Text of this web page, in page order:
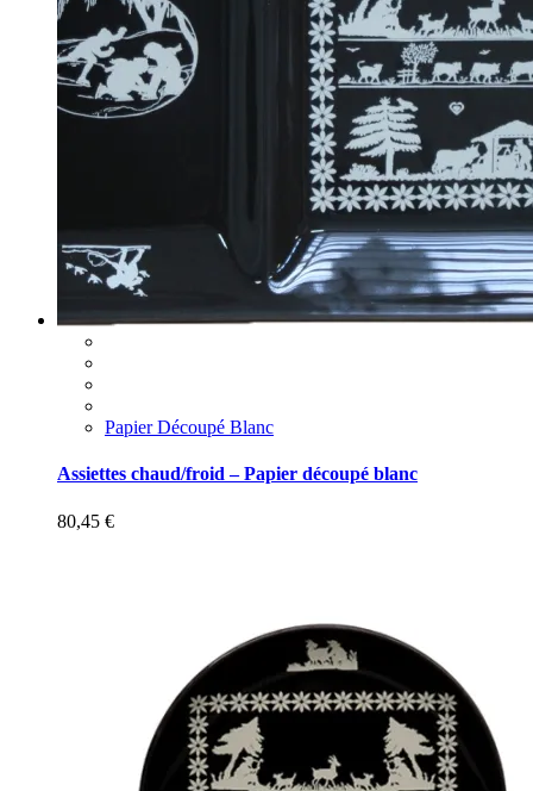
Papier Découpé Blanc
Assiettes chaud/froid – Papier découpé blanc
80,45 €